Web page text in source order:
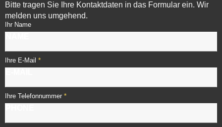
Bitte tragen Sie Ihre Kontaktdaten in das Formular ein. Wir
melden uns umgehend.
Ihr Name
Ihre E-Mail *
Ihre Telefonnummer *